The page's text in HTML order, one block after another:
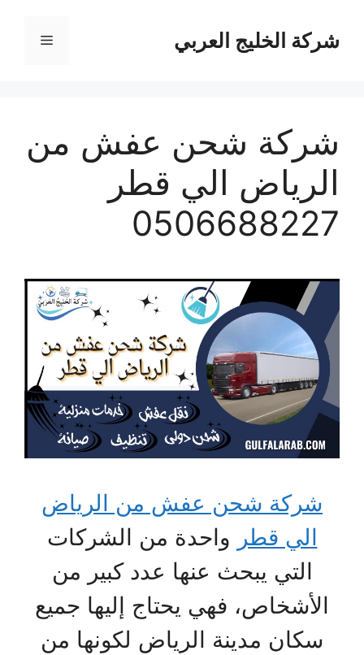
المحتوىشركة الخليج العربي القائمة
شركة شحن عفش من
الرياض الي قطر
0506688227
شركة شحن عفش من الرياض
الي قطر واحدة من الشركات
التي يبحث عنها عدد كبير من
الأشخاص، فهي يحتاج إليها جميع
سكان مدينة الرياض لكونها من